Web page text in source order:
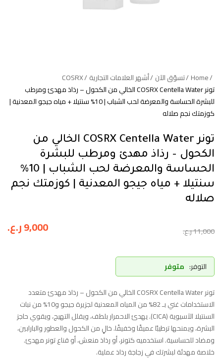
Home تسوّق الآن أشهر العلامات التجارية COSRX
تونر COSRX Centella Water الخالي من الكحول – رذاذ مهدئ ومرطب
للبشرة الحساسة والمعرضة لحب الشباب | 10% سنتيلا + مياه جيجو المعدنية |
كوزمتك نجم صلاله
تونر COSRX Centella Water الخالي من
الكحول – رذاذ مهدئ ومرطب للبشرة
الحساسة والمعرضة لحب الشباب | 10%
سنتيلا + مياه جيجو المعدنية | كوزمتك نجم
صلاله
11,000ر.ع. 9,000ر.ع.
التوفر: متوفر
تونر COSRX Centella Water الخالي من الكحول – رذاذ مهدئ متعدد
الاستخدامات غني بـ 82% من المياه المعدنية لجزيرة جيجو و10% من نبات
السنتيلا الآسيوية (CICA). يهدئ الاحمرار بلطف، ويقلل التهيج، ويقوي حاجز
البشرة، ويمنحها ترطيبًا عميقًا وخفيفًا. خالٍ من الكحول والعطور والبارابين،
ومضاد للحساسية. استخدميه كتونر، أو رذاذ منعش، أو قناع تونر مهدئ.
خلاصة مهدئة لبشرتك في زجاجة رذاذ عملية.